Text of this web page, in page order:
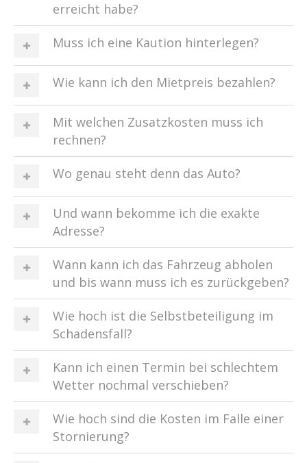
erreicht habe?
Muss ich eine Kaution hinterlegen?
Wie kann ich den Mietpreis bezahlen?
Mit welchen Zusatzkosten muss ich
rechnen?
Wo genau steht denn das Auto?
Und wann bekomme ich die exakte
Adresse?
Wann kann ich das Fahrzeug abholen
und bis wann muss ich es zurückgeben?
Wie hoch ist die Selbstbeteiligung im
Schadensfall?
Kann ich einen Termin bei schlechtem
Wetter nochmal verschieben?
Wie hoch sind die Kosten im Falle einer
Stornierung?